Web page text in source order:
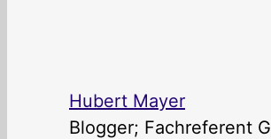
Hubert Mayer
Blogger; Fachreferent